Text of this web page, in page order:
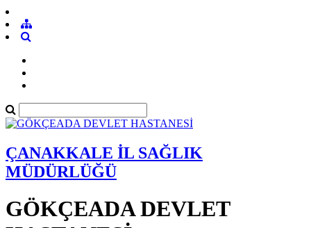
ÇANAKKALE İL SAĞLIK
MÜDÜRLÜĞÜ
GÖKÇEADA DEVLET